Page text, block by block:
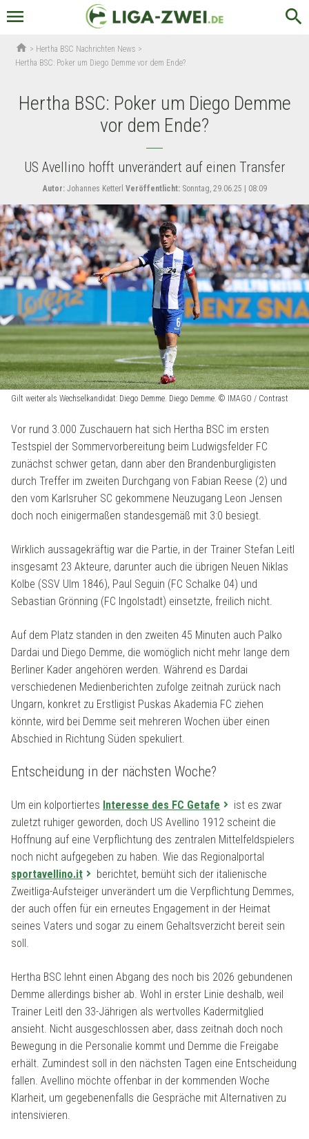
menu search
home > Hertha BSC Nachrichten News >
Hertha BSC: Poker um Diego Demme vor dem Ende?
Hertha BSC: Poker um Diego Demme
vor dem Ende?
US Avellino hofft unverändert auf einen Transfer
Autor:Johannes Ketterl Veröffentlicht:Sonntag, 29.06.25 | 08:09
Gilt weiter als Wechselkandidat: Diego Demme. Diego Demme. © IMAGO / Contrast
Vor rund 3.000 Zuschauern hat sich Hertha BSC im ersten
Testspiel der Sommervorbereitung beim Ludwigsfelder FC
zunächst schwer getan, dann aber den Brandenburgligisten
durch Treffer im zweiten Durchgang von Fabian Reese (2) und
den vom Karlsruher SC gekommene Neuzugang Leon Jensen
doch noch einigermaßen standesgemäß mit 3:0 besiegt.
Wirklich aussagekräftig war die Partie, in der Trainer Stefan Leitl
insgesamt 23 Akteure, darunter auch die übrigen Neuen Niklas
Kolbe (SSV Ulm 1846), Paul Seguin (FC Schalke 04) und
Sebastian Grönning (FC Ingolstadt) einsetzte, freilich nicht.
Auf dem Platz standen in den zweiten 45 Minuten auch Palko
Dardai und Diego Demme, die womöglich nicht mehr lange dem
Berliner Kader angehören werden. Während es Dardai
verschiedenen Medienberichten zufolge zeitnah zurück nach
Ungarn, konkret zu Erstligist Puskas Akademia FC ziehen
könnte, wird bei Demme seit mehreren Wochen über einen
Abschied in Richtung Süden spekuliert.
Entscheidung in der nächsten Woche?
Um ein kolportiertes Interesse des FC Getafe
ist es zwar
zuletzt ruhiger geworden, doch US Avellino 1912 scheint die
Hoffnung auf eine Verpflichtung des zentralen Mittelfeldspielers
noch nicht aufgegeben zu haben. Wie das Regionalportal
sportavellino.it
berichtet, bemüht sich der italienische
Zweitliga-Aufsteiger unverändert um die Verpflichtung Demmes,
der auch offen für ein erneutes Engagement in der Heimat
seines Vaters und sogar zu einem Gehaltsverzicht bereit sein
soll.
Hertha BSC lehnt einen Abgang des noch bis 2026 gebundenen
Demme allerdings bisher ab. Wohl in erster Linie deshalb, weil
Trainer Leitl den 33-Jährigen als wertvolles Kadermitglied
ansieht. Nicht ausgeschlossen aber, dass zeitnah doch noch
Bewegung in die Personalie kommt und Demme die Freigabe
erhält. Zumindest soll in den nächsten Tagen eine Entscheidung
fallen. Avellino möchte offenbar in der kommenden Woche
Klarheit, um gegebenenfalls die Gespräche mit Alternativen zu
intensivieren.